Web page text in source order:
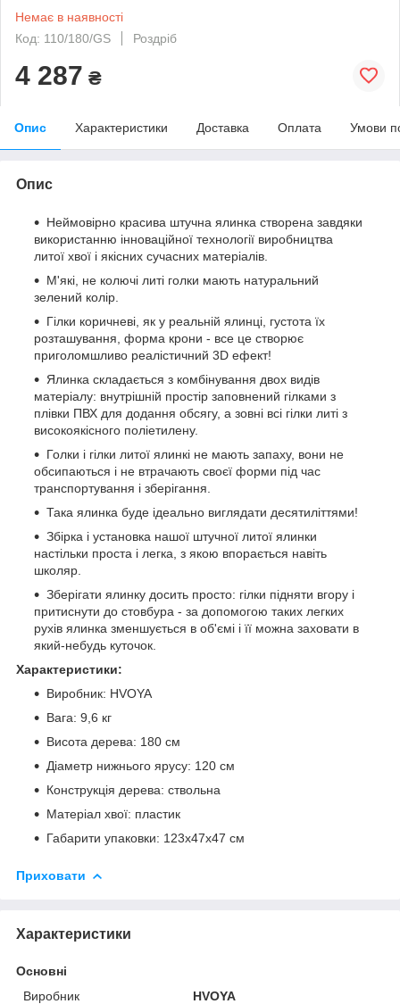
Немає в наявності
Код: 110/180/GS
Роздріб
4 287 ₴
Опис Характеристики Доставка Оплата Умови
Опис
Неймовірно красива штучна ялинка створена завдяки
використанню інноваційної технології виробництва
литої хвої і якісних сучасних матеріалів.
М'які, не колючі литі голки мають натуральний
зелений колір.
Гілки коричневі, як у реальній ялинці, густота їх
розташування, форма крони - все це створює
приголомшливо реалістичний 3D ефект!
Ялинка складається з комбінування двох видів
матеріалу: внутрішній простір заповнений гілками з
плівки ПВХ для додання обсягу, а зовні всі гілки литі з
високоякісного поліетилену.
Голки і гілки литої ялинкі не мають запаху, вони не
обсипаються і не втрачають своєї форми під час
транспортування і зберігання.
Така ялинка буде ідеально виглядати десятиліттями!
Збірка і установка нашої штучної литої ялинки
настільки проста і легка, з якою впорається навіть
школяр.
Зберігати ялинку досить просто: гілки підняти вгору і
притиснути до стовбура - за допомогою таких легких
рухів ялинка зменшується в об'ємі і її можна заховати в
який-небудь куточок.
Характеристики:
Виробник: HVOYA
Вага: 9,6 кг
Висота дерева: 180 см
Діаметр нижнього ярусу: 120 см
Конструкція дерева: ствольна
Матеріал хвої: пластик
Габарити упаковки: 123х47х47 см
Приховати
Характеристики
Основні
Виробник
HVOYA